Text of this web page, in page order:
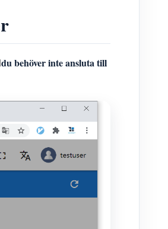
du behöver inte ansluta till